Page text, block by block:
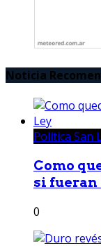
Noticia
Política San
Como
si fueran
0